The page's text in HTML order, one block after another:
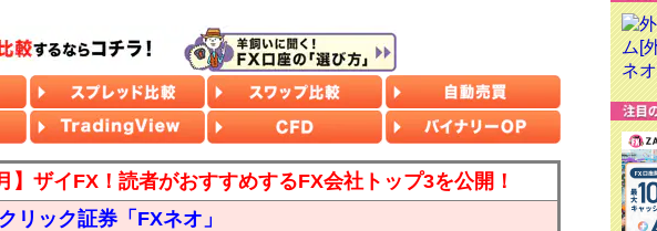
】ザイFX！読者がおすすめするFX会社トップ3を公開！
リック証券「FXネオ」